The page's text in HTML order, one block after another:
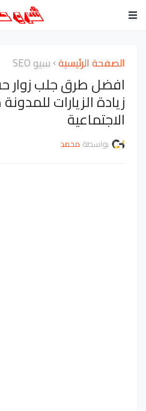
الصفحة الرئيسية سيو SEO
افضل طرق جلب زوار
زيادة الزيارات
الاجتماعية
بواسطة محمد